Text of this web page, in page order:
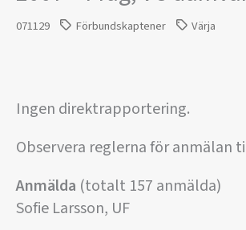
071129 Förbundskaptener Värja
Ingen direktrapportering.
Observera reglerna för anmälan
Anmälda (totalt 157 anmälda)
Sofie Larsson, UF